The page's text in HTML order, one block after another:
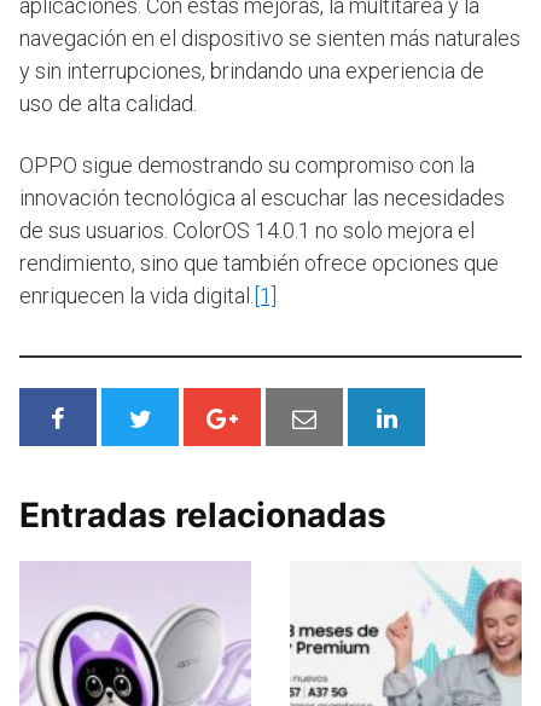
aplicaciones. Con estas mejoras, la multitarea y la
navegación en el dispositivo se sienten más naturales
y sin interrupciones, brindando una experiencia de
uso de alta calidad.
OPPO sigue demostrando su compromiso con la
innovación tecnológica al escuchar las necesidades
de sus usuarios. ColorOS 14.0.1 no solo mejora el
rendimiento, sino que también ofrece opciones que
enriquecen la vida digital. [1]
Entradas relacionadas